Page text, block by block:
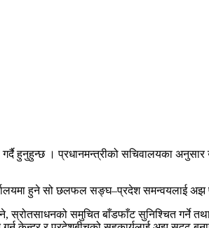
हुनुहुन्छ । प्रधानमन्त्रीको सचिवालयका
हुने सो छलफल सङ्घ–प्रदेश समन्वयलाई अझ
स्रोतसाधनको समुचित बाँडफाँट सुनिश्चित गर्ने